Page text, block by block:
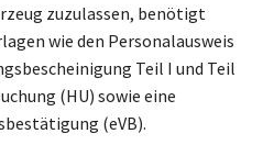
zuzulassen, benötigt
wie den Personalausweis
Teil I und Teil
(HU) sowie eine
(eVB).